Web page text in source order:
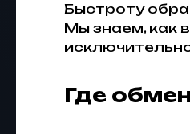
Быстроту
Мы знаем, как
Где